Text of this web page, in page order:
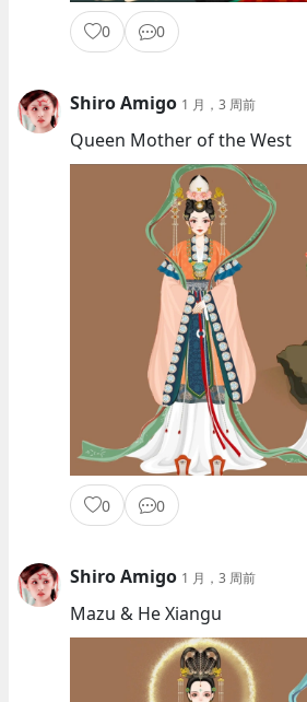
0 0
Shiro Amigo 1 月，3 周前
Queen Mother of the West
0 0
Shiro Amigo 1 月，3 周前
Mazu & He Xiangu